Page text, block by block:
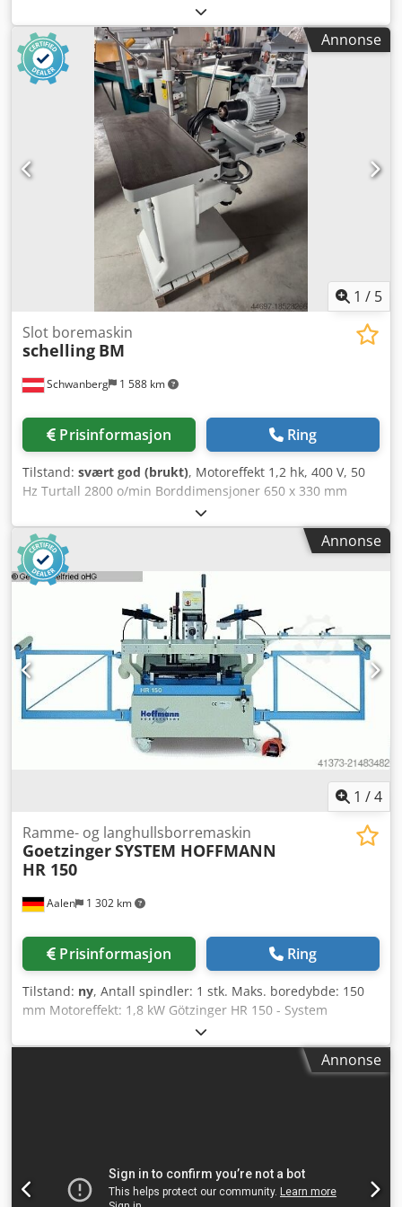
hastigheter Hastighet 2800 o/min Bordstørrelse 650 x 330
mm Tverrforskyvning 300 mm Crjdpfx Ajzlv S Djf Djf
Dypforskyvning 150 mm Høydeforskyvning 170 mm
Bordhøyde 880 mm Vekt ca. 280 kg Pris 1900,-
Annonse
1 / 5
Schwanberg 1 588 km
Slot boremaskin
schelling BM
Prisinformasjon Ring
Tilstand: svært god (brukt), Motoreffekt 1,2 hk, 400 V, 50
Hz Turtall 2800 o/min Borddimensjoner 650 x 330 mm
Tverrjustering 300 mm Dybdejustering 150 mm
Credpjvzramofx Af Djf Høydejustering 170 mm Bordhøyde
880 mm Vekt ca. 280 kg
Annonse
1 /4
Aalen 1 302 km
Ramme- og langhullsborremaskin
GoetzingerSYSTEM HOFFMANN
HR 150
Prisinformasjon Ring
Tilstand: ny, Antall spindler: 1 stk. Maks. boredybde: 150
mm Motoreffekt: 1,8 kW Götzinger HR 150 - System
Hoffmann ----- Maskinen garanterer deg høyeste presisjon
ved boring i to plan. Ramme- og langhullsboringsmaskin,
senteranlegg etter ønske - Kontinuerlig frontanlegg med
posisjonsmerking - Boremønster fritt valgbart etter
Annonse